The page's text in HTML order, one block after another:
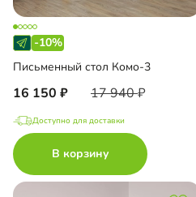
-10%
Письменный стол Комо-3
16 150 17 940
Доступно для доставки
В корзину